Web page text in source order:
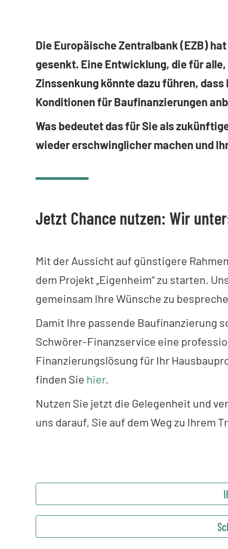
Die Europäische Zentralbank (EZB)
gesenkt. Eine Entwicklung, die für
Zinssenkung könnte dazu führen,
Konditionen für Baufinanzierungen
Was bedeutet das für Sie als
wieder erschwinglicher machen und
Jetzt Chance nutzen: Wir
Mit der Aussicht auf günstigere
dem Projekt „Eigenheim“ zu starten.
gemeinsam Ihre Wünsche zu
Damit Ihre passende Baufinanzierung
Schwörer-Finanzservice eine
Finanzierungslösung für Ihr
finden Sie hier.
Nutzen Sie jetzt die Gelegenheit und
uns darauf, Sie auf dem Weg zu Ihrem